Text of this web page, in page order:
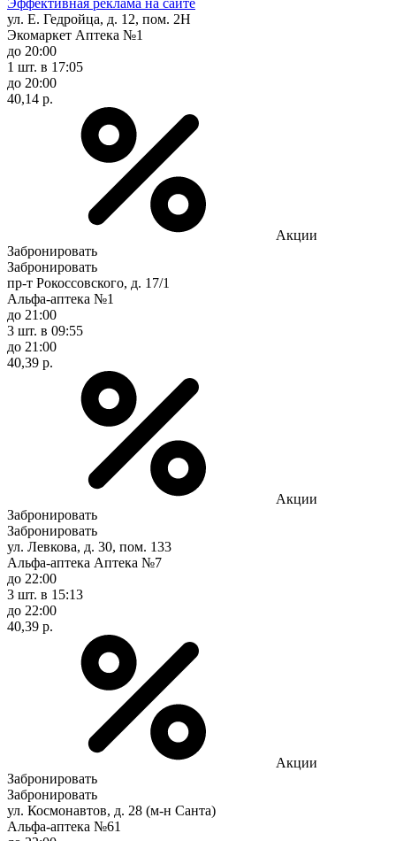
ул. Е. Гедройца, д. 12, пом. 2Н
Экомаркет Аптека №1
до 20:00
1 шт. в 17:05
до 20:00
40,14 р.
Акции
Забронировать
Забронировать
пр-т Рокоссовского, д. 17/1
Альфа-аптека №1
до 21:00
3 шт. в 09:55
до 21:00
40,39 р.
Акции
Забронировать
Забронировать
ул. Левкова, д. 30, пом. 133
Альфа-аптека Аптека №7
до 22:00
3 шт. в 15:13
до 22:00
40,39 р.
Акции
Забронировать
Забронировать
ул. Космонавтов, д. 28 (м-н Санта)
Альфа-аптека №61